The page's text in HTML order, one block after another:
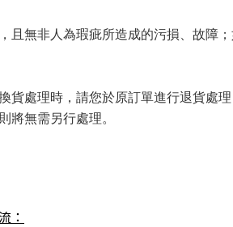
且無非人為瑕疵所造成的污損、故障
貨處理時，請您於原訂單進行退貨處
將無需另行處理。
：